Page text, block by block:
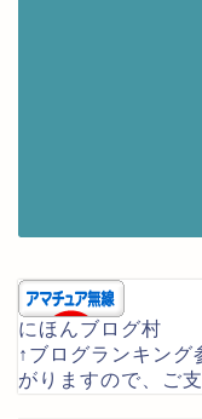
にほんブログ村
↑ブログランキング
がりますので、ご